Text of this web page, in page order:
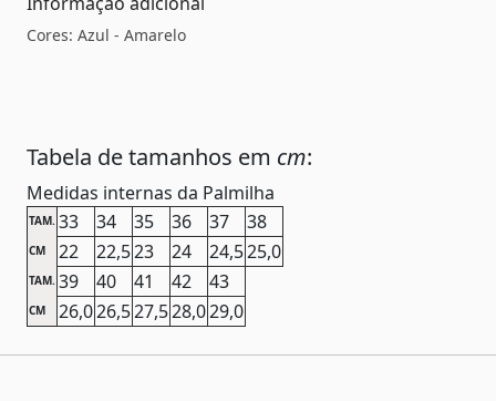
Cores: Azul - Amarelo
Tabela de tamanhos em cm:
Medidas internas da Palmilha
TAM. 33 34 35 36 37 38
CM 22 22,523 24 24,525,0
TAM. 39 40 41 42 43
CM 26,026,527,528,029,0